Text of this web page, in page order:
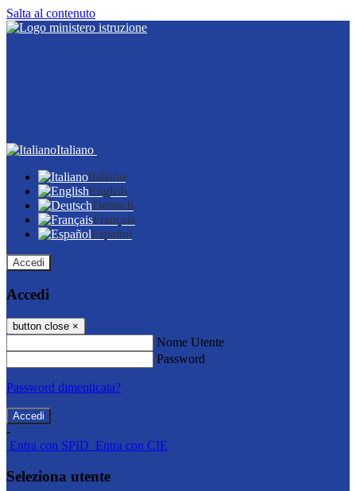
Salta al contenuto
Italiano
Italiano
English
Deutsch
Français
Español
Accedi
Accedi
button close ×
Nome Utente
Password
Password dimenticata?
-
Entra con SPID Entra con CIE
Seleziona utente